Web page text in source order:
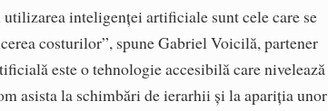
inteligenței artificiale sunt cele care se
costurilor”, spune Gabriel Voicilă, partener
este o tehnologie accesibilă care nivelează
asista la schimbări de ierarhii și la apariția unor